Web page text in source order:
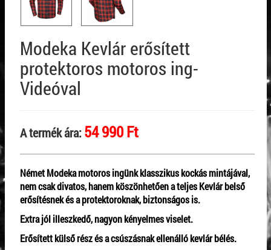
Modeka Kevlár erősített
protektoros motoros ing-
Videóval
A termék ára:54 990 Ft
Német Modeka motoros ingünk klasszikus kockás mintájával,
nem csak divatos, hanem köszönhetően a teljes Kevlár belső
erősítésnek és a protektoroknak, biztonságos is.
Extra jól illeszkedő, nagyon kényelmes viselet.
Erősített külső rész és a csúszásnak ellenálló kevlár bélés.